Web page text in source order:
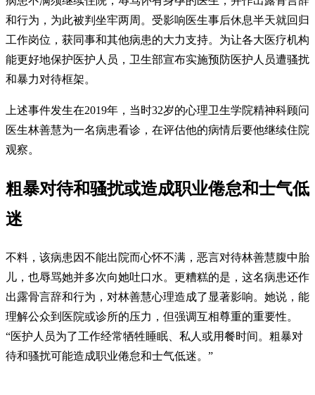
和行为，为此被判坐牢两周。受影响医生事后休息半天就回归
工作岗位，获同事和其他病患的大力支持。为让各大医疗机构
能更好地保护医护人员，卫生部宣布实施预防医护人员遭骚扰
和暴力对待框架。
上述事件发生在2019年，当时32岁的心理卫生学院精神科顾问
医生林善慧为一名病患看诊，在评估他的病情后要他继续住院
观察。
粗暴对待和骚扰或造成职业倦怠和士气低
迷
不料，该病患因不能出院而心怀不满，恶言对待林善慧腹中胎
儿，也辱骂她并多次向她吐口水。更糟糕的是，这名病患还作
出露骨言辞和行为，对林善慧心理造成了显著影响。她说，能
理解公众到医院或诊所的压力，但强调互相尊重的重要性。
“医护人员为了工作经常牺牲睡眠、私人或用餐时间。粗暴对
待和骚扰可能造成职业倦怠和士气低迷。”